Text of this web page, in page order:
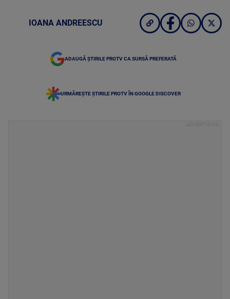
IOANA ANDREESCU
ADAUGĂ ȘTIRILE PROTV CA SURSĂ PREFERATĂ
URMĂREȘTE ȘTIRILE PROTV ÎN GOOGLE DISCOVER